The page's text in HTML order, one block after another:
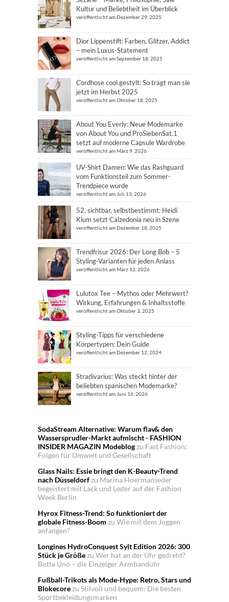
Kultur und Beliebtheit im Überblick
veröffentlicht am Dezember 29, 2025
Dior Lippenstift: Farben, Glitzer, Addict
– mein Luxus-Statement
veröffentlicht am September 18, 2025
Cordhose cool gestylt: So trägt man sie
jetzt im Herbst 2025
veröffentlicht am Oktober 18, 2025
About You Everly: Neue Modemarke
von About You und ProSiebenSat.1
setzt auf moderne Capsule Wardrobe
veröffentlicht am März 9, 2026
UV-Shirt Damen: Wie das Rashguard
vom Funktionsteil zum Sommer-
Trendpiece wurde
veröffentlicht am Juli 13, 2026
52, sichtbar, selbstbestimmt: Heidi
Klum setzt Calzedonia neu in Szene
veröffentlicht am Dezember 18, 2025
Trendfrisur 2026: Der Long Bob – 5
Styling-Varianten für jeden Anlass
veröffentlicht am März 12, 2026
Lulutox Tee – Mythos oder Mehrwert?
Wirkung, Erfahrungen & Inhaltsstoffe
veröffentlicht am Oktober 3, 2025
Styling-Tipps für verschiedene
Körpertypen: Dein Guide
veröffentlicht am Dezember 12, 2024
Stradivarius: Was steckt hinter der
beliebten spanischen Modemarke?
veröffentlicht am Juni 16, 2026
SodaStream Alternative: Warum flav& den
Wassersprudler-Markt aufmischt - FASHION
INSIDER MAGAZIN Modeblogzu Fast Fashion:
Folgen für Umwelt und Gesellschaft
Glass Nails: Essie bringt den K-Beauty-Trend
nach Düsseldorfzu Marina Hoermanseder
begeistert mit Lack und Leder auf der Fashion
Week Berlin
Hyrox Fitness-Trend: So funktioniert der
globale Fitness-Boom zu Wie mit dem Joggen
anfangen?
Longines HydroConquest Sylt Edition 2026: 300
Stück je Größezu Wer hat an der Uhr gedreht?
Botta Uno – die Einzeiger Armbanduhr
Fußball-Trikots als Mode-Hype: Retro, Stars und
Blokecorezu Stilvoll und bequem: Die besten
Sportbekleidungsmarken